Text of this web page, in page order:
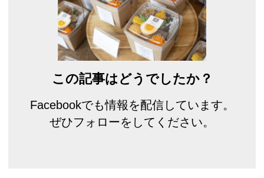
この記事はどうでしたか？
Facebookでも情報を配信しています。
ぜひフォローをしてください。